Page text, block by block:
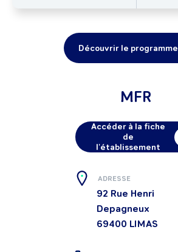
Découvrir le programme
MFR
Accéder à la fiche
de
l'établissement
ADRESSE
92 Rue Henri
Depagneux
69400 LIMAS